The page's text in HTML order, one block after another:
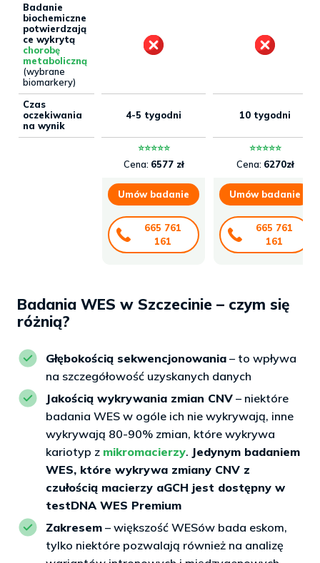
Badanie
biochemiczne
potwierdzają
ce wykrytą
chorobę
metaboliczną
(wybrane
biomarkery)
Czas
oczekiwania
na wynik
4-5 tygodni 10 tygodni
⭐⭐⭐⭐⭐
Cena: 6577 zł
⭐⭐⭐⭐⭐
Cena: 6270zł
Umów badanie
665 761
161
Umów badanie
665 761
161
Badania WES w Szczecinie – czym się
różnią?
Głębokością sekwencjonowania – to wpływa
na szczegółowość uzyskanych danych
Jakością wykrywania zmian CNV – niektóre
badania WES w ogóle ich nie wykrywają, inne
wykrywają 80-90% zmian, które wykrywa
kariotyp z mikromacierzy. Jedynym badaniem
WES, które wykrywa zmiany CNV z
czułością macierzy aGCH jest dostępny w
testDNA WES Premium
Zakresem – większość WESów bada eskom,
tylko niektóre pozwalają również na analizę